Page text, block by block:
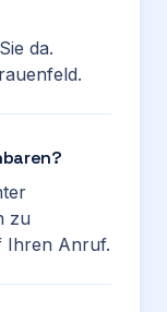
da.
zu
Ihren Anruf.